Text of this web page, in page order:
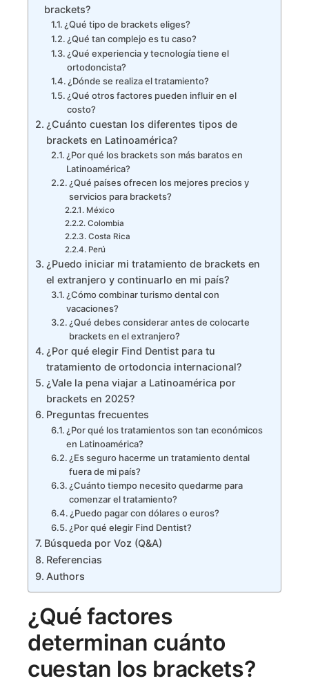
brackets?
¿Qué tipo de brackets eliges?
¿Qué tan complejo es tu caso?
¿Qué experiencia y tecnología tiene el
ortodoncista?
¿Dónde se realiza el tratamiento?
¿Qué otros factores pueden influir en el
costo?
¿Cuánto cuestan los diferentes tipos de
brackets en Latinoamérica?
¿Por qué los brackets son más baratos en
Latinoamérica?
¿Qué países ofrecen los mejores precios y
servicios para brackets?
México
Colombia
Costa Rica
Perú
¿Puedo iniciar mi tratamiento de brackets en
el extranjero y continuarlo en mi país?
¿Cómo combinar turismo dental con
vacaciones?
¿Qué debes considerar antes de colocarte
brackets en el extranjero?
¿Por qué elegir Find Dentist para tu
tratamiento de ortodoncia internacional?
¿Vale la pena viajar a Latinoamérica por
brackets en 2025?
Preguntas frecuentes
¿Por qué los tratamientos son tan económicos
en Latinoamérica?
¿Es seguro hacerme un tratamiento dental
fuera de mi país?
¿Cuánto tiempo necesito quedarme para
comenzar el tratamiento?
¿Puedo pagar con dólares o euros?
¿Por qué elegir Find Dentist?
Búsqueda por Voz (Q&A)
Referencias
Authors
¿Qué factores
determinan cuánto
cuestan los brackets?